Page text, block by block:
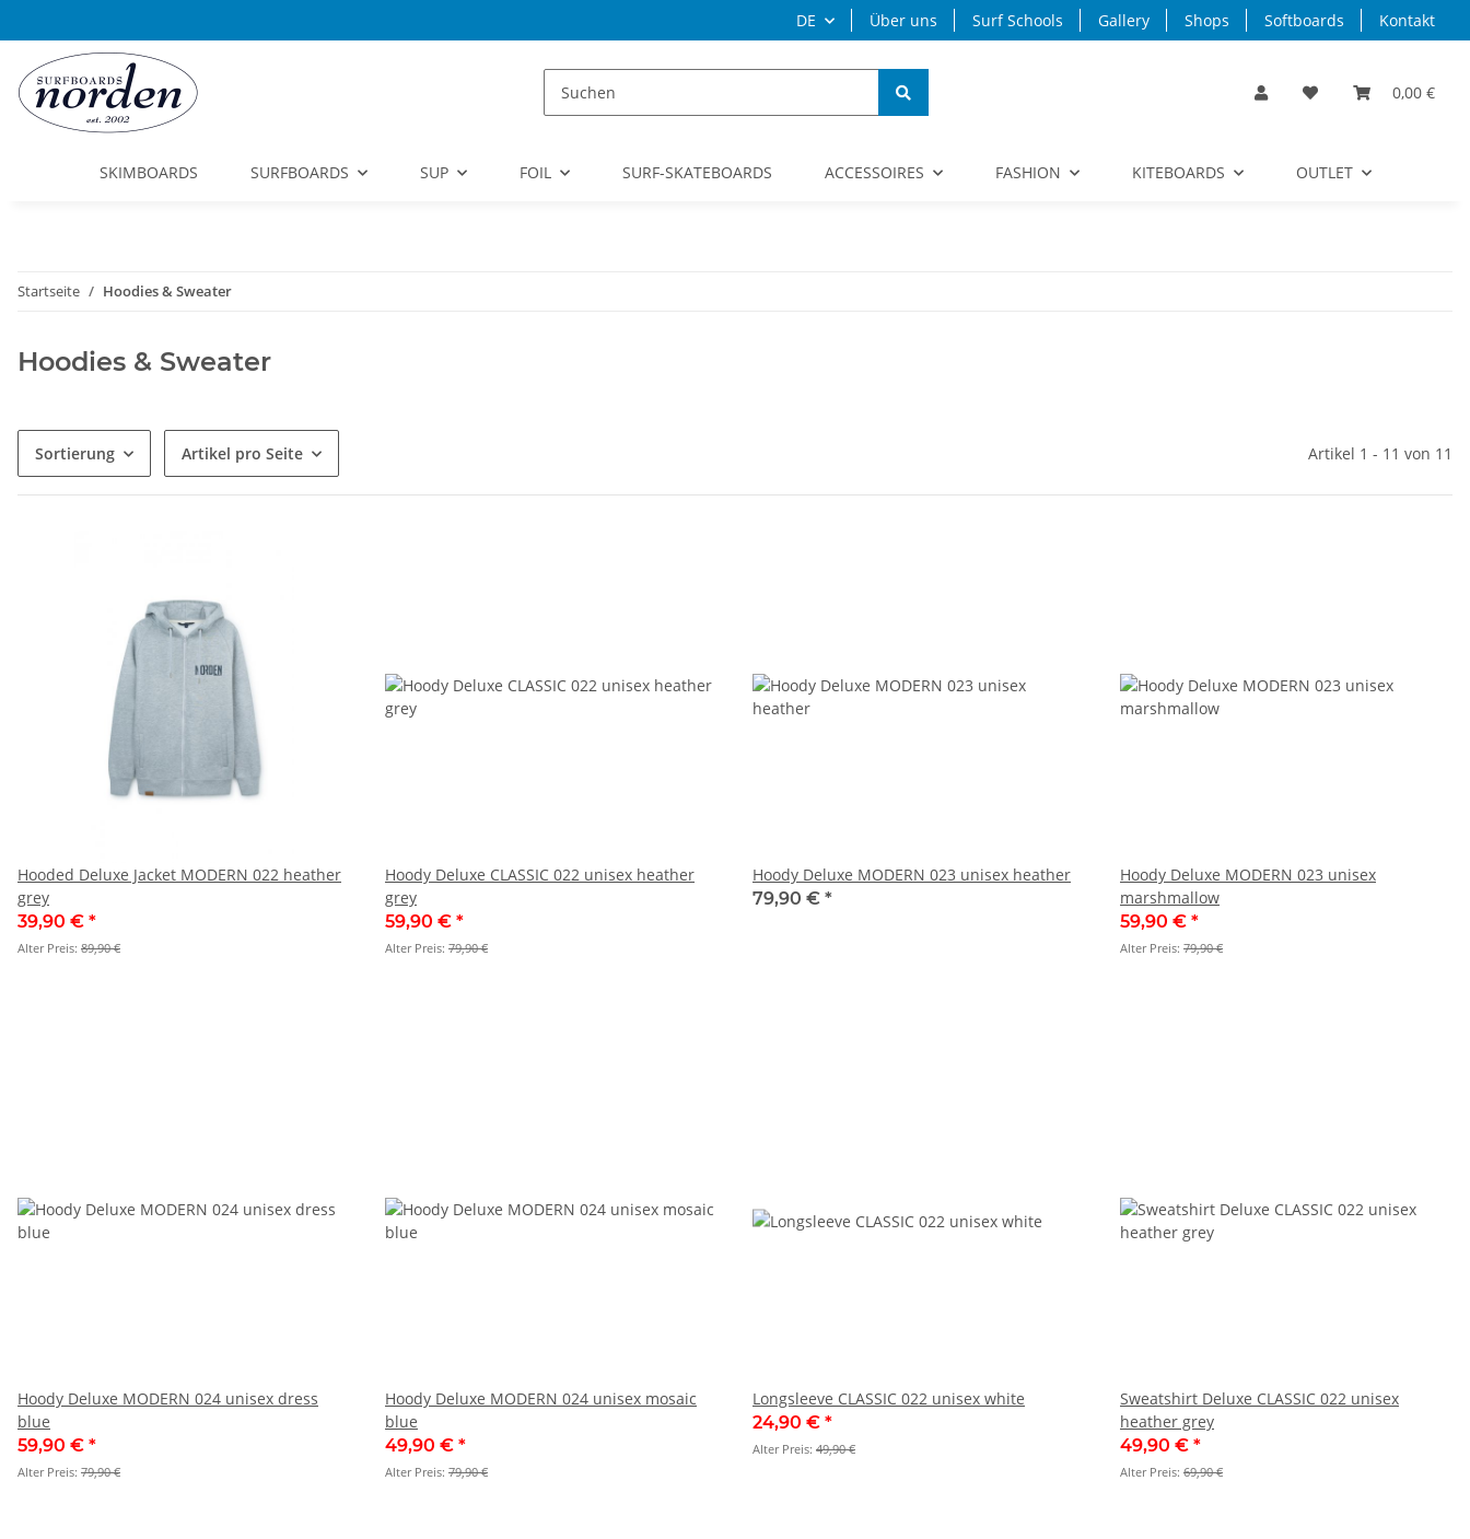
DE Über uns Surf Schools Gallery Shops Softboards Kontakt
0,00 €
SKIMBOARDS SURFBOARDS SUP FOIL SURF-SKATEBOARDS ACCESSOIRES FASHION KITEBOARDS OUTLET
Startseite Hoodies & Sweater
Hoodies & Sweater
Sortierung Artikel pro Seite Artikel 1 - 11 von 11
Hooded Deluxe Jacket MODERN 022 heather
grey
39,90 € *
Alter Preis: 89,90 €
Hoody Deluxe CLASSIC 022 unisex heather
grey
59,90 € *
Alter Preis: 79,90 €
Hoody Deluxe MODERN 023 unisex heather
79,90 € *
Hoody Deluxe MODERN 023 unisex
marshmallow
59,90 € *
Alter Preis: 79,90 €
Hoody Deluxe MODERN 024 unisex dress
blue
59,90 € *
Alter Preis: 79,90 €
Hoody Deluxe MODERN 024 unisex mosaic
blue
49,90 € *
Alter Preis: 79,90 €
Longsleeve CLASSIC 022 unisex white
24,90 € *
Alter Preis: 49,90 €
Sweatshirt Deluxe CLASSIC 022 unisex
heather grey
49,90 € *
Alter Preis: 69,90 €